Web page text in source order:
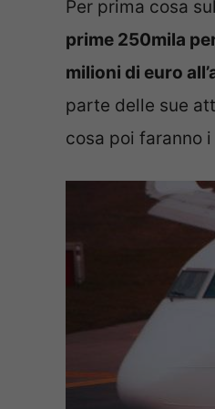
Per prima cosa
prime 250mila
milioni di euro
parte delle sue
cosa poi faranno